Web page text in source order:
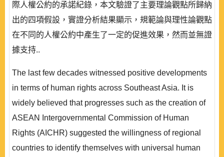
際人權公約的承諾紀錄，本文驗證了主要理論觀點所歸納
出的四項假設，實證分析結果顯示，規範論與理性論觀點
在不同的人權公約中產生了一定的促進效果，然而並無證
據支持..
The last few decades witnessed positive developments
in terms of human rights across Southeast Asia. It is
widely believed that progresses such as the creation of
ASEAN Intergovernmental Commission of Human
Rights (AICHR) suggested the willingness of regional
countries to identify themselves with universal human